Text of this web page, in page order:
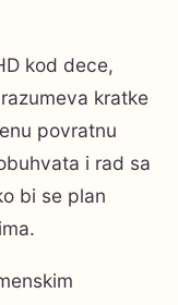
kod dece,
kratke
povratnu
i rad sa
bi se plan